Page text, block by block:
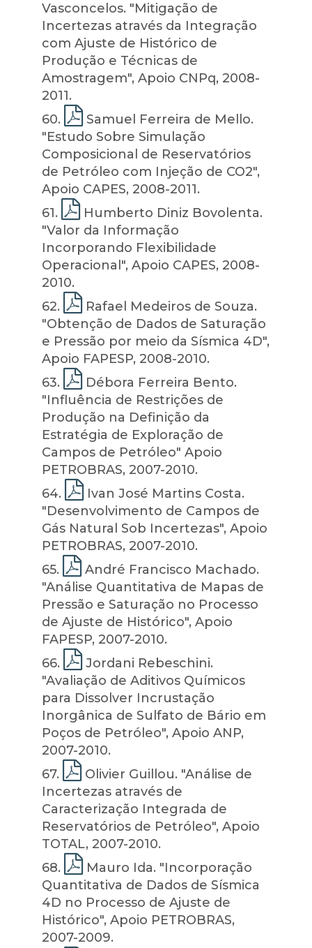
Vasconcelos. "Mitigação de
Incertezas através da Integração
com Ajuste de Histórico de
Produção e Técnicas de
Amostragem", Apoio CNPq, 2008-
2011.
60.
Samuel Ferreira de Mello.
"Estudo Sobre Simulação
Composicional de Reservatórios
de Petróleo com Injeção de CO2",
Apoio CAPES, 2008-2011.
61.
Humberto Diniz Bovolenta.
"Valor da Informação
Incorporando Flexibilidade
Operacional", Apoio CAPES, 2008-
2010.
62.
Rafael Medeiros de Souza.
"Obtenção de Dados de Saturação
e Pressão por meio da Sísmica 4D",
Apoio FAPESP, 2008-2010.
63.
Débora Ferreira Bento.
"Influência de Restrições de
Produção na Definição da
Estratégia de Exploração de
Campos de Petróleo" Apoio
PETROBRAS, 2007-2010.
64.
Ivan José Martins Costa.
"Desenvolvimento de Campos de
Gás Natural Sob Incertezas", Apoio
PETROBRAS, 2007-2010.
65.
André Francisco Machado.
"Análise Quantitativa de Mapas de
Pressão e Saturação no Processo
de Ajuste de Histórico", Apoio
FAPESP, 2007-2010.
66.
Jordani Rebeschini.
"Avaliação de Aditivos Químicos
para Dissolver Incrustação
Inorgânica de Sulfato de Bário em
Poços de Petróleo", Apoio ANP,
2007-2010.
67.
Olivier Guillou. "Análise de
Incertezas através de
Caracterização Integrada de
Reservatórios de Petróleo", Apoio
TOTAL, 2007-2010.
68.
Mauro Ida. "Incorporação
Quantitativa de Dados de Sísmica
4D no Processo de Ajuste de
Histórico", Apoio PETROBRAS,
2007-2009.